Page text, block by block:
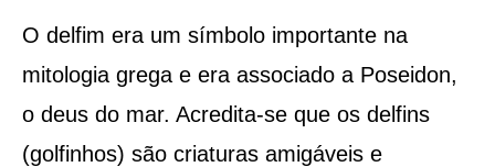
O delfim era um símbolo importante na
mitologia grega e era associado a Poseidon,
o deus do mar. Acredita-se que os delfins
(golfinhos) são criaturas amigáveis ​​e